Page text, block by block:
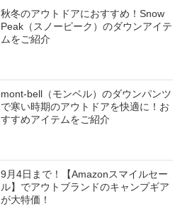
秋冬のアウトドアにおすすめ！Snow
Peak（スノーピーク）のダウンアイテ
ムをご紹介
mont-bell（モンベル）のダウンパンツ
で寒い時期のアウトドアを快適に！お
すすめアイテムをご紹介
9月4日まで！【Amazonスマイルセー
ル】でアウトブランドのキャンプギア
が大特価！